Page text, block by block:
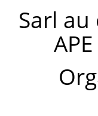
Sarl au